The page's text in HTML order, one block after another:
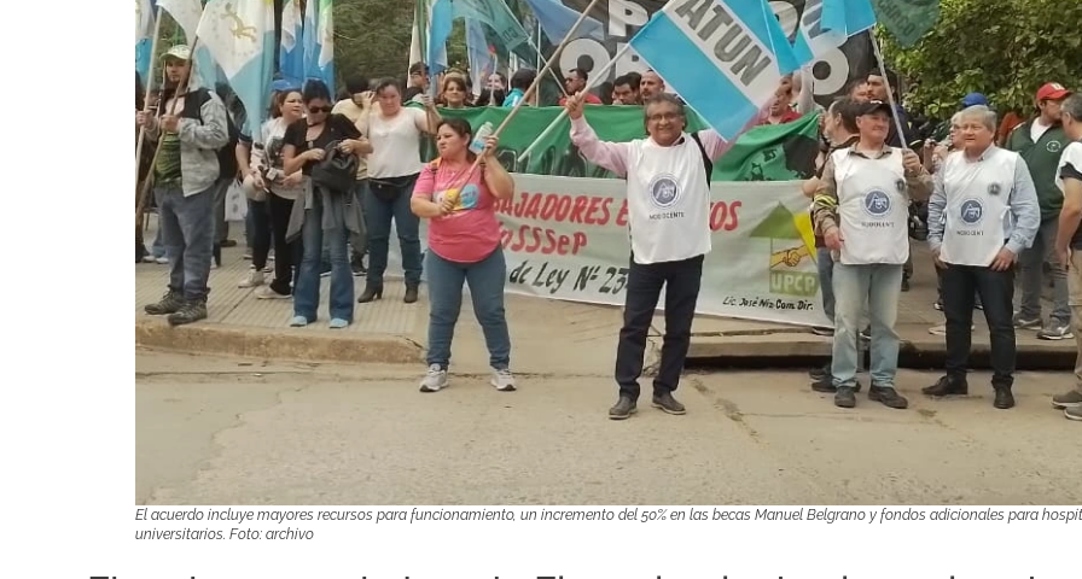
El acuerdo incluye mayores recursos para funcionamiento, un incremento del 50% en las becas Manuel Belgrano y fondos adicionales para
universitarios. Foto: archivo